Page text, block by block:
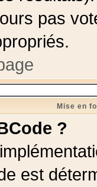
pas
Mise en
?
est